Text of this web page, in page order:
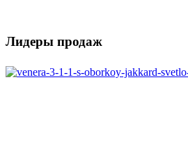
Лидеры продаж